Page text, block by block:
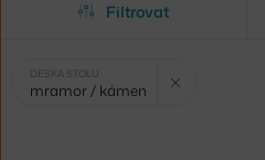
Filtrovat
Vybrané
filtry:
DESKA STOLU
mramor / kámen